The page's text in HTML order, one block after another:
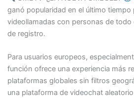
ganó popularidad en el último tiempo
videollamadas con personas de
de registro.
Para usuarios europeos,
función ofrece una experiencia más
plataformas globales sin filtros
una plataforma de videochat